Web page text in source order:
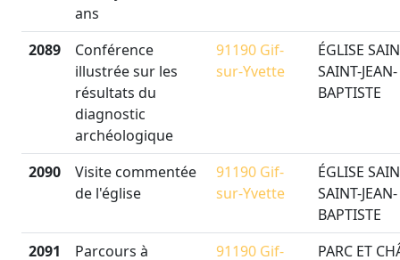
ans
2089
Conférence
illustrée sur les
résultats du
diagnostic
archéologique
91190 Gif-
sur-Yvette
ÉGLISE
SAINT-JEAN-
BAPTISTE
2090
Visite commentée
de l'église
91190 Gif-
sur-Yvette
ÉGLISE
SAINT-JEAN-
BAPTISTE
2091
Parcours à
91190 Gif-
PARC ET